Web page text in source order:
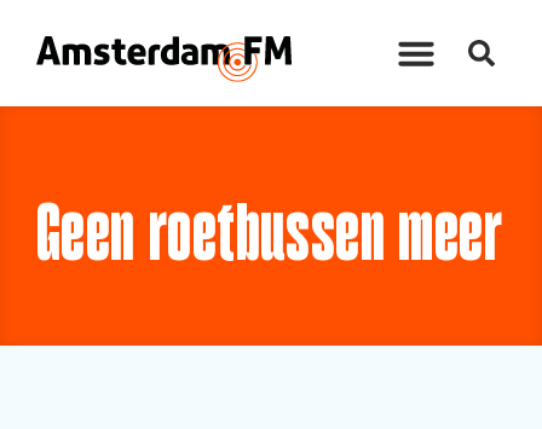
Geen roetbussen meer